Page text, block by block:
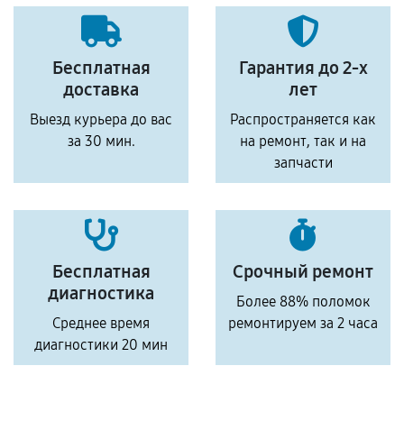
Бесплатная
доставка
Выезд курьера до вас
за 30 мин.
Гарантия до 2-х
лет
Распространяется как
на ремонт, так и на
запчасти
Бесплатная
диагностика
Среднее время
диагностики 20 мин
Срочный ремонт
Более 88% поломок
ремонтируем за 2 часа